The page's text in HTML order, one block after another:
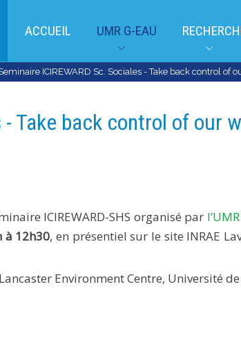
ACCUEIL UMR G-EAU
ICIREWARD Sc. Sociales - Take back control of
- Take back control of our
ICIREWARD-SHS organisé par
à 12h30, en présentiel sur le site INRAE
Environment Centre, Université